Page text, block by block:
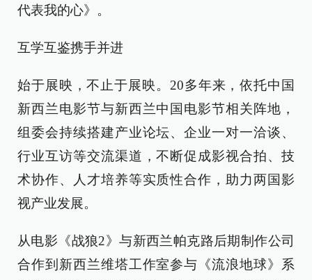
代表我的心》。
互学互鉴携手并进
始于展映，不止于展映。20多年来，依托中国
新西兰电影节与新西兰中国电影节相关阵地，
组委会持续搭建产业论坛、企业一对一洽谈、
行业互访等交流渠道，不断促成影视合拍、技
术协作、人才培养等实质性合作，助力两国影
视产业发展。
从电影《战狼2》与新西兰帕克路后期制作公司
合作到新西兰维塔工作室参与《流浪地球》系